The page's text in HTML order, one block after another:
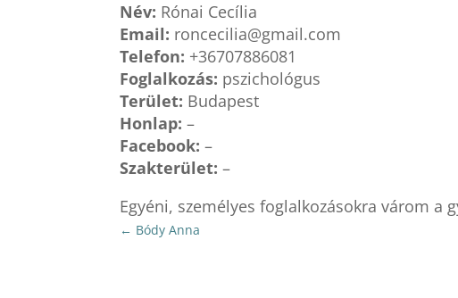
Név: Rónai Cecília
Email: roncecilia@gmail.com
Telefon: +36707886081
Foglalkozás: pszichológus
Terület: Budapest
Honlap: –
Facebook: –
Szakterület: –
Egyéni, személyes foglalkozásokra várom a
← Bódy Anna